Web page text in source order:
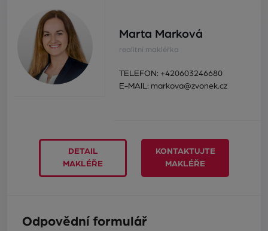
Marta Marková
realitní makléřka
TELEFON: +420603246680
E-MAIL: markova@zvonek.cz
DETAIL
MAKLÉŘE
KONTAKTUJTE
MAKLÉŘE
Odpovědní formulář